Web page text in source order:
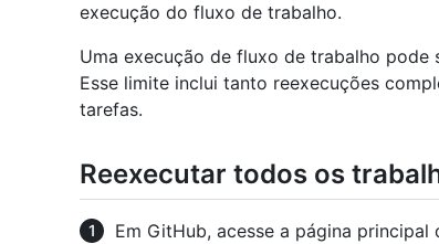
execução do fluxo de trabalho.
Uma execução de fluxo de trabalho pode
Esse limite inclui tanto reexecuções
tarefas.
Reexecutar todos os
Em GitHub, acesse a página principal